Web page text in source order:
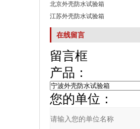
北京外壳防水试验箱
江苏外壳防水试验箱
在线留言
留言框
产品：
您的单位：